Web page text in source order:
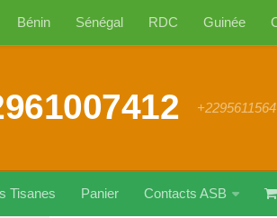
Bénin Sénégal RDC Guinée
Tisanes Panier Contacts ASB